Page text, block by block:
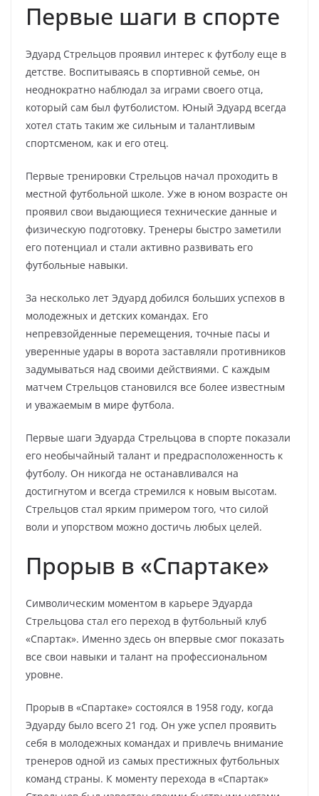
Первые шаги в спорте
Эдуард Стрельцов проявил интерес к футболу еще в
детстве. Воспитываясь в спортивной семье, он
неоднократно наблюдал за играми своего отца,
который сам был футболистом. Юный Эдуард всегда
хотел стать таким же сильным и талантливым
спортсменом, как и его отец.
Первые тренировки Стрельцов начал проходить в
местной футбольной школе. Уже в юном возрасте он
проявил свои выдающиеся технические данные и
физическую подготовку. Тренеры быстро заметили
его потенциал и стали активно развивать его
футбольные навыки.
За несколько лет Эдуард добился больших успехов в
молодежных и детских командах. Его
непревзойденные перемещения, точные пасы и
уверенные удары в ворота заставляли противников
задумываться над своими действиями. С каждым
матчем Стрельцов становился все более известным
и уважаемым в мире футбола.
Первые шаги Эдуарда Стрельцова в спорте показали
его необычайный талант и предрасположенность к
футболу. Он никогда не останавливался на
достигнутом и всегда стремился к новым высотам.
Стрельцов стал ярким примером того, что силой
воли и упорством можно достичь любых целей.
Прорыв в «Спартаке»
Символическим моментом в карьере Эдуарда
Стрельцова стал его переход в футбольный клуб
«Спартак». Именно здесь он впервые смог показать
все свои навыки и талант на профессиональном
уровне.
Прорыв в «Спартаке» состоялся в 1958 году, когда
Эдуарду было всего 21 год. Он уже успел проявить
себя в молодежных командах и привлечь внимание
тренеров одной из самых престижных футбольных
команд страны. К моменту перехода в «Спартак»